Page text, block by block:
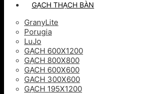
GẠCH THẠCH BÀN
GranyLite
Porugia
LuJo
GẠCH 600X1200
GẠCH 800X800
GẠCH 600X600
GACH 300X600
GẠCH 195X1200